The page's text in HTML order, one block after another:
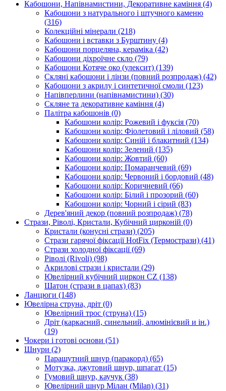
Кабошони, Напівнамистини, Декоративне каміння (4)
Кабошони з натурального і штучного каменю
(316)
Колекційні мінерали (218)
Кабошони і вставки з Бурштину (4)
Кабошони порцеляна, кераміка (42)
Кабошони діхроїчне скло (79)
Кабошони Котяче око (улексит) (139)
Скляні кабошони і лінзи (повний розпродаж) (42)
Кабошони з акрилу і синтетичної смоли (123)
Напівперлини (напівнамистини) (30)
Скляне та декоративне каміння (4)
Палітра кабошонів (0)
Кабошони колір: Рожевий і фуксія (70)
Кабошони колір: Фіолетовий і ліловий (58)
Кабошони колір: Синій і блакитний (134)
Кабошони колір: Зелений (135)
Кабошони колір: Жовтий (60)
Кабошони колір: Помаранчевий (69)
Кабошони колір: Червоний і бордовий (48)
Кабошони колір: Коричневий (66)
Кабошони колір: Білий і прозорий (60)
Кабошони колір: Чорний і сірий (83)
Дерев'яний декор (повний розпродаж) (78)
Стрази, Ріволі, Кристали, Кубічний цирконій (0)
Кристали (конусні стрази) (205)
Стрази гарячої фіксації HotFix (Термострази) (41)
Стрази холодної фіксації(69)
Ріволі (Rivoli) (98)
Акрилові стрази і кристали (29)
Ювелірний кубічний циркон CZ (138)
Шатон (стрази в цапах) (83)
Ланцюги (148)
Ювелірна струна, дріт (0)
Ювелірний трос (струна) (15)
Дріт (каркасний, синельний, алюмінієвий и ін.)
(19)
Чокери і готові основи (51)
Шнури (2)
Парашутний шнур (паракорд) (65)
Мотузка, джутовий шнур, шпагат (15)
Гумовий шнур, каучук (38)
Ювелірний шнур Мілан (Milan) (31)